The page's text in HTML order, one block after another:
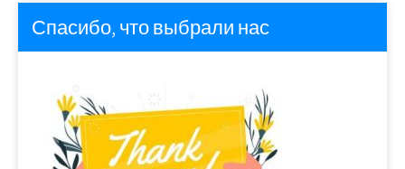
Спасибо, что выбрали нас